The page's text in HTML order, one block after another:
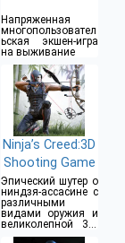
Напряженная
многопользовател
ьская экшен-игра
на выживание
Ninja’s Creed:3D
Shooting Game
Эпический шутер о
ниндзя-ассасине с
различными
видами оружия и
великолепной 3D-
графикой